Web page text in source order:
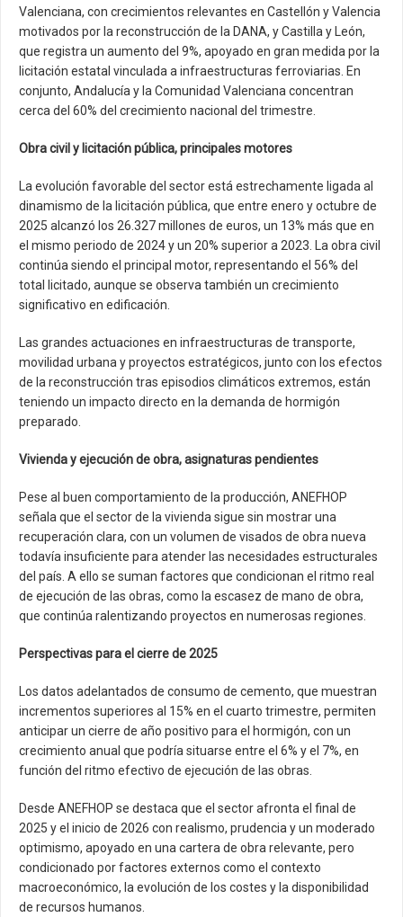
Valenciana, con crecimientos relevantes en Castellón y Valencia
motivados por la reconstrucción de la DANA, y Castilla y León,
que registra un aumento del 9%, apoyado en gran medida por la
licitación estatal vinculada a infraestructuras ferroviarias. En
conjunto, Andalucía y la Comunidad Valenciana concentran
cerca del 60% del crecimiento nacional del trimestre.
Obra civil y licitación pública, principales motores
La evolución favorable del sector está estrechamente ligada al
dinamismo de la licitación pública, que entre enero y octubre de
2025 alcanzó los 26.327 millones de euros, un 13% más que en
el mismo periodo de 2024 y un 20% superior a 2023. La obra civil
continúa siendo el principal motor, representando el 56% del
total licitado, aunque se observa también un crecimiento
significativo en edificación.
Las grandes actuaciones en infraestructuras de transporte,
movilidad urbana y proyectos estratégicos, junto con los efectos
de la reconstrucción tras episodios climáticos extremos, están
teniendo un impacto directo en la demanda de hormigón
preparado.
Vivienda y ejecución de obra, asignaturas pendientes
Pese al buen comportamiento de la producción, ANEFHOP
señala que el sector de la vivienda sigue sin mostrar una
recuperación clara, con un volumen de visados de obra nueva
todavía insuficiente para atender las necesidades estructurales
del país. A ello se suman factores que condicionan el ritmo real
de ejecución de las obras, como la escasez de mano de obra,
que continúa ralentizando proyectos en numerosas regiones.
Perspectivas para el cierre de 2025
Los datos adelantados de consumo de cemento, que muestran
incrementos superiores al 15% en el cuarto trimestre, permiten
anticipar un cierre de año positivo para el hormigón, con un
crecimiento anual que podría situarse entre el 6% y el 7%, en
función del ritmo efectivo de ejecución de las obras.
Desde ANEFHOP se destaca que el sector afronta el final de
2025 y el inicio de 2026 con realismo, prudencia y un moderado
optimismo, apoyado en una cartera de obra relevante, pero
condicionado por factores externos como el contexto
macroeconómico, la evolución de los costes y la disponibilidad
de recursos humanos.